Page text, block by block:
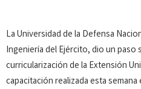
La Universidad de la Defensa
Ingeniería del Ejército, dio un paso
curricularización de la Extensión
capacitación realizada esta semana